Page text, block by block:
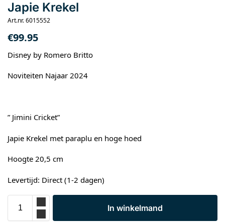
Japie Krekel
Art.nr. 6015552
€99.95
Disney by Romero Britto
Noviteiten Najaar 2024
” Jimini Cricket”
Japie Krekel met paraplu en hoge hoed
Hoogte 20,5 cm
Levertijd: Direct (1-2 dagen)
In winkelmand